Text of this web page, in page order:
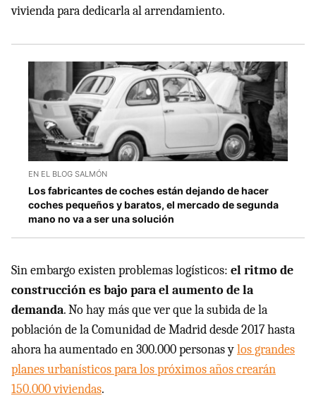
vivienda para dedicarla al arrendamiento.
EN EL BLOG SALMÓN
Los fabricantes de coches están dejando de hacer
coches pequeños y baratos, el mercado de segunda
mano no va a ser una solución
Sin embargo existen problemas logísticos: el ritmo de
construcción es bajo para el aumento de la
demanda. No hay más que ver que la subida de la
población de la Comunidad de Madrid desde 2017 hasta
ahora ha aumentado en 300.000 personas ylos grandes
planes urbanísticos para los próximos años crearán
150.000 viviendas.